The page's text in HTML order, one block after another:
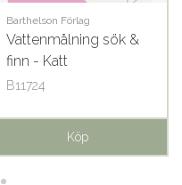
Barthelson Förlag
Vattenmålning sök &
finn - Katt
B11724
Köp